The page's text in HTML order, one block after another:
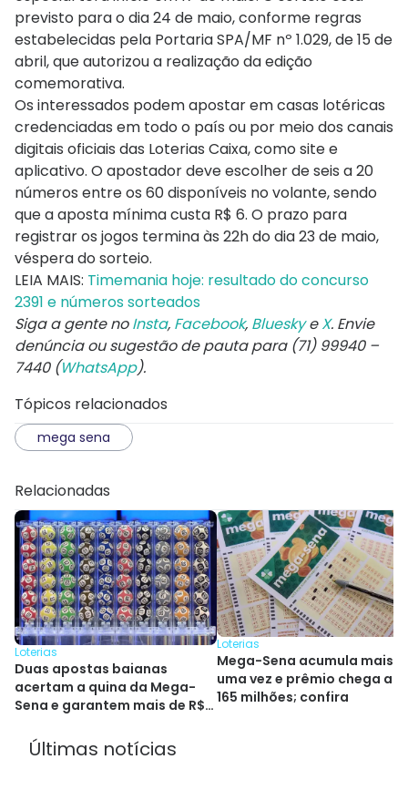
previsto para o dia 24 de maio, conforme regras
estabelecidas pela Portaria SPA/MF nº 1.029, de 15 de
abril, que autorizou a realização da edição
comemorativa.
Os interessados podem apostar em casas lotéricas
credenciadas em todo o país ou por meio dos canais
digitais oficiais das Loterias Caixa, como site e
aplicativo. O apostador deve escolher de seis a 20
números entre os 60 disponíveis no volante, sendo
que a aposta mínima custa R$ 6. O prazo para
registrar os jogos termina às 22h do dia 23 de maio,
véspera do sorteio.
LEIA MAIS: Timemania hoje: resultado do concurso
2391 e números sorteados
Siga a gente noInsta, Facebook, BlueskyeX. Envie
denúncia ou sugestão de pauta para (71) 99940 –
7440 (WhatsApp).
Tópicos relacionados
mega sena
Relacionadas
Loterias
Duas apostas baianas
acertam a quina da Mega-
Sena e garantem mais de R$
Loterias
Mega-Sena acumula mais
uma vez e prêmio chega a
165 milhões; confira
Últimas notícias